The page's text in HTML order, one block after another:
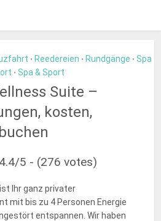
• Reedereien • Rundgänge • Spa
• Spa & Sport
Suite –
kosten,
buchen
4.4/5 - (276 votes)
Ihr ganz privater
mit bis zu 4 Personen Energie
entspannen. Wir haben